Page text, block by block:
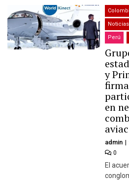
Perú
y
en
admin
0
El